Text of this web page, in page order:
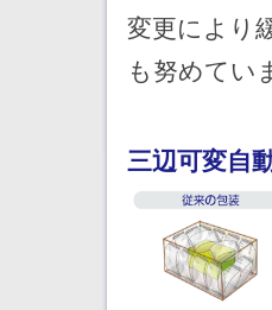
変更により
も努めてい
三辺可変自